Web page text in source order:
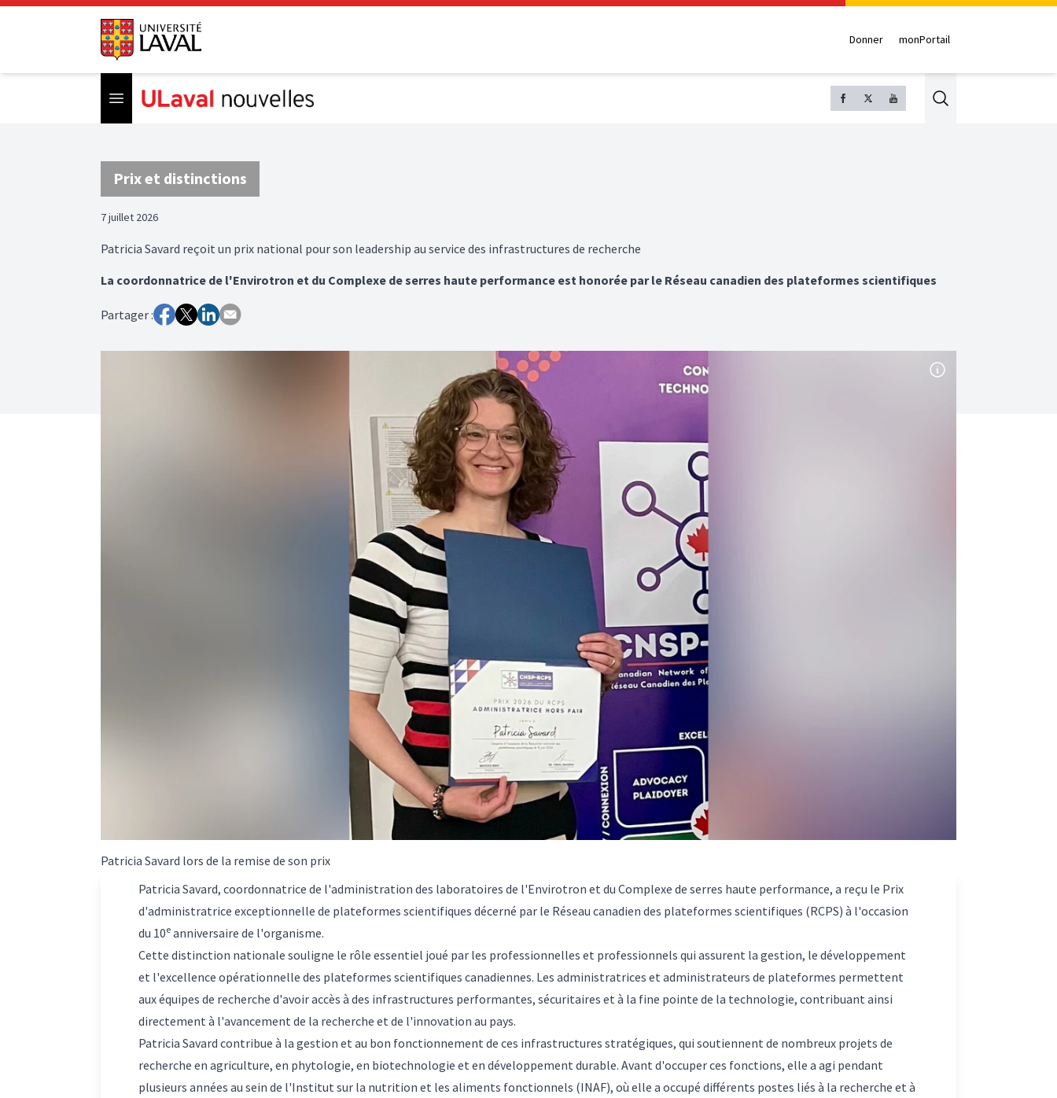
Donner monPortail
Open menu Search
Prix et distinctions
7 juillet 2026
Patricia Savard reçoit un prix national pour son leadership au service des infrastructures de recherche
La coordonnatrice de l'Envirotron et du Complexe de serres haute performance est honorée par le Réseau canadien des plateformes scientifiques
Partager :
Patricia Savard lors de la remise de son prix
Patricia Savard, coordonnatrice de l'administration des laboratoires de l'Envirotron et du Complexe de serres haute performance, a reçu le Prix
d'administratrice exceptionnelle de plateformes scientifiques décerné par le Réseau canadien des plateformes scientifiques (RCPS) à l'occasion
du 10e anniversaire de l'organisme.
Cette distinction nationale souligne le rôle essentiel joué par les professionnelles et professionnels qui assurent la gestion, le développement
et l'excellence opérationnelle des plateformes scientifiques canadiennes. Les administratrices et administrateurs de plateformes permettent
aux équipes de recherche d'avoir accès à des infrastructures performantes, sécuritaires et à la fine pointe de la technologie, contribuant ainsi
directement à l'avancement de la recherche et de l'innovation au pays.
Patricia Savard contribue à la gestion et au bon fonctionnement de ces infrastructures stratégiques, qui soutiennent de nombreux projets de
recherche en agriculture, en phytologie, en biotechnologie et en développement durable. Avant d'occuper ces fonctions, elle a agi pendant
plusieurs années au sein de l'Institut sur la nutrition et les aliments fonctionnels (INAF), où elle a occupé différents postes liés à la recherche et à